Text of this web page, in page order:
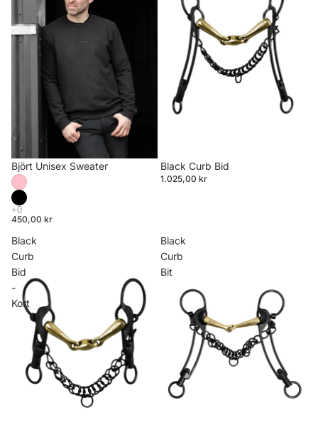
Björt Unisex Sweater
450,00 kr
Black Curb Bid
1.025,00 kr
Black
Curb
Bid
-
Kort
Black
Curb
Bit